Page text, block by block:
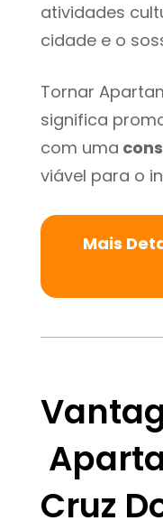
atividades
cidade e o
Tornar
significa
com uma
viável para o
Mais
Cruz